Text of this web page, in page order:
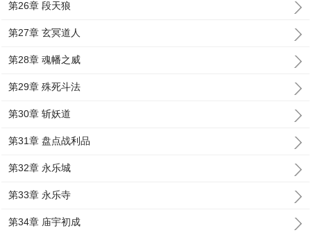
第26章 段天狼
第27章 玄冥道人
第28章 魂幡之威
第29章 殊死斗法
第30章 斩妖道
第31章 盘点战利品
第32章 永乐城
第33章 永乐寺
第34章 庙宇初成